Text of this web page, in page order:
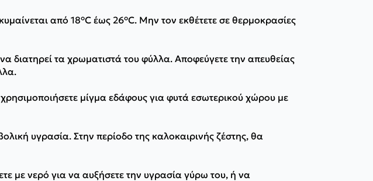
από 18°C έως 26°C. Μην τον εκθέτετε σε θερμοκρασίες
διατηρεί τα χρωματιστά του φύλλα. Αποφεύγετε την απευθείας
μίγμα εδάφους για φυτά εσωτερικού χώρου με
υγρασία. Στην περίοδο της καλοκαιρινής ζέστης, θα
με νερό για να αυξήσετε την υγρασία γύρω του, ή να